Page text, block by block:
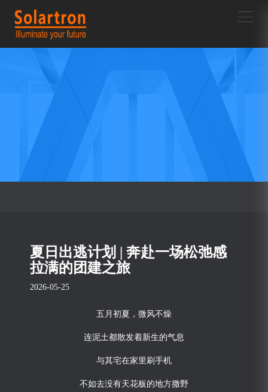
夏日出逃计划 | 奔赴一场松弛感
拉满的团建之旅
2026-05-25
五月初夏，微风不燥
连泥土都散发着新生的气息
与其宅在家里刷手机
不如去没有天花板的地方撒野